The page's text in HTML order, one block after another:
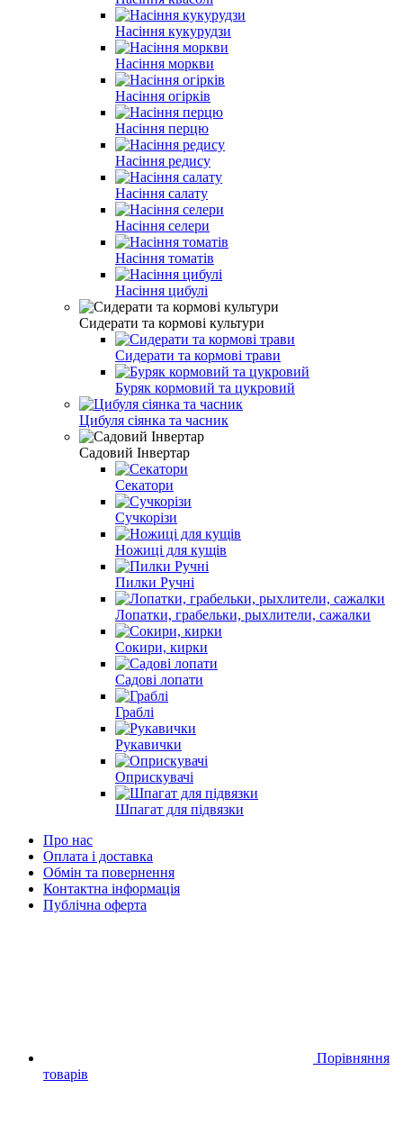
Насіння кукурудзи
Насіння моркви
Насіння огірків
Насіння перцю
Насіння редису
Насіння салату
Насіння селери
Насіння томатів
Насіння цибулі
Сидерати та кормові культури
Сидерати та кормові трави
Буряк кормовий та цукровий
Цибуля сіянка та часник
Садовий Інвертар
Секатори
Сучкорізи
Ножиці для кущів
Пилки Ручні
Лопатки, грабельки, рыхлители, сажалки
Сокири, кирки
Садові лопати
Граблі
Рукавички
Оприскувачі
Шпагат для підвязки
Про нас
Оплата і доставка
Обмін та повернення
Контактна інформація
Публічна оферта
Порівняння
товарів